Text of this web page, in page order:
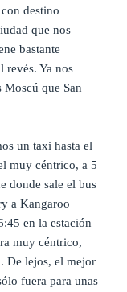
destino
que nos
bastante
revés. Ya nos
Moscú que San
un taxi hasta el
muy céntrico, a 5
donde sale el bus
a Kangaroo
en la estación
muy céntrico,
De lejos, el mejor
fuera para unas